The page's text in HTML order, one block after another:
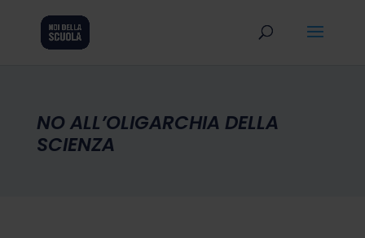
NO ALL’OLIGARCHIA DELLA
SCIENZA